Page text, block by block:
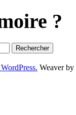
?
Weaver